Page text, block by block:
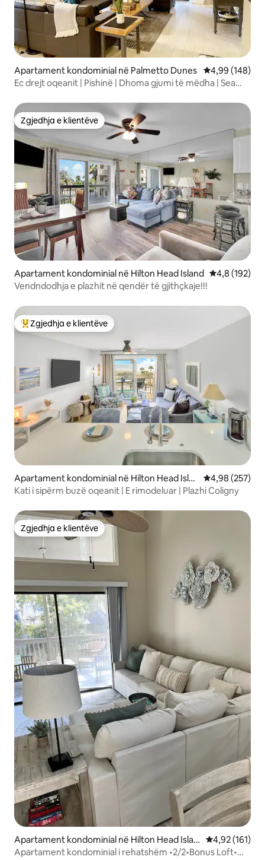
Apartament kondominial në Palmetto Dunes Vlerësimi
4,99 (148)
Ec drejt oqeanit | Pishinë | Dhoma gjumi të mëdha | Sea
Zgjedhja e klientëve
Zgjedhja e klientëve
Apartament kondominial në Hilton Head Island Vlerësimi
4,8 (192)
Vendndodhja e plazhit në qendër të gjithçkaje!!!
Më të mirat e zgjedhjeve të klientëve
Zgjedhja e klientëve
Apartament kondominial në Hilton Head Islan
d
Vlerësimi
4,98 (257)
Kati i sipërm buzë oqeanit | E rimodeluar | Plazhi Coligny
Zgjedhja e klientëve
Zgjedhja e klientëve
Apartament kondominial në Hilton Head Islan
d
Vlerësimi
4,92 (161)
Apartament kondominial i rehatshëm •2/2•Bonus Loft•